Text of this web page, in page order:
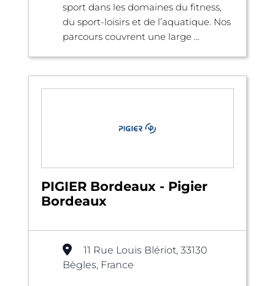
sport dans les domaines du fitness,
du sport-loisirs et de l’aquatique. Nos
parcours couvrent une large ...
PIGIER Bordeaux - Pigier
Bordeaux
11 Rue Louis Blériot, 33130
Bègles, France